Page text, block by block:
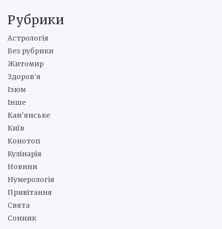
Рубрики
Астрологія
Без рубрики
Житомир
Здоров'я
Ізюм
Інше
Кам'янське
Київ
Конотоп
Кулінарія
Новини
Нумерологія
Привітання
Свята
Сонник